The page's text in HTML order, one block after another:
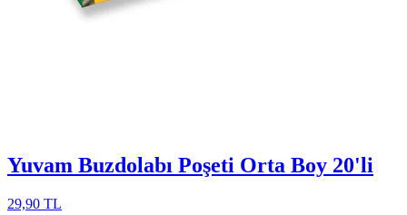
Yuvam Buzdolabı Poşeti Orta Boy 20'li
29,90 TL